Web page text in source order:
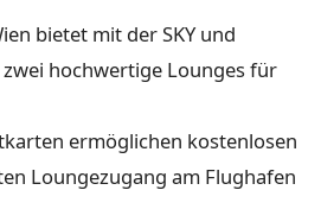
bietet mit der SKY und
hochwertige Lounges für
ermöglichen kostenlosen
Loungezugang am Flughafen